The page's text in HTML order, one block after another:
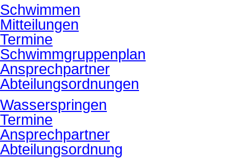
Schwimmen
Mitteilungen
Termine
Schwimmgruppenplan
Ansprechpartner
Abteilungsordnungen
Wasserspringen
Termine
Ansprechpartner
Abteilungsordnung